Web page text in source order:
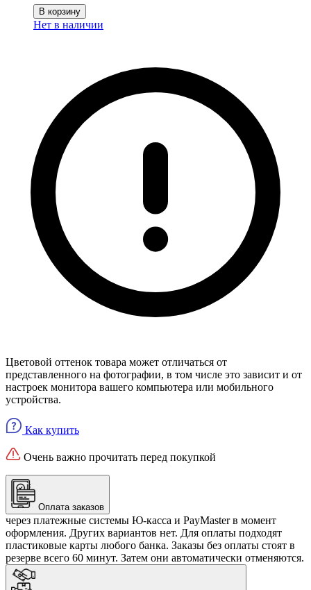
В корзину
Нет в наличии
Цветовой оттенок товара может отличаться от
представленного на фотографии, в том числе это зависит и от
настроек монитора вашего компьютера или мобильного
устройства.
Как купить
Очень важно прочитать перед покупкой
Оплата заказов
через платежные системы Ю-касса и PayMaster в момент
оформления. Других вариантов нет. Для оплаты подходят
пластиковые карты любого банка. Заказы без оплаты стоят в
резерве всего 60 минут. Затем они автоматически отменяются.